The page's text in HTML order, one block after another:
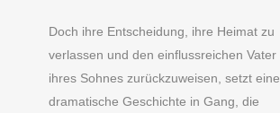
Doch ihre Entscheidung, ihre Heimat zu
verlassen und den einflussreichen Vater
ihres Sohnes zurückzuweisen, setzt eine
dramatische Geschichte in Gang, die